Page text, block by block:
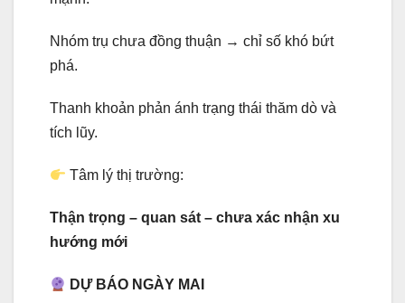
Nhóm trụ chưa đồng thuận → chỉ số khó bứt
phá.
Thanh khoản phản ánh trạng thái thăm dò và
tích lũy.
Tâm lý thị trường:
Thận trọng – quan sát – chưa xác nhận xu
hướng mới
DỰ BÁO NGÀY MAI